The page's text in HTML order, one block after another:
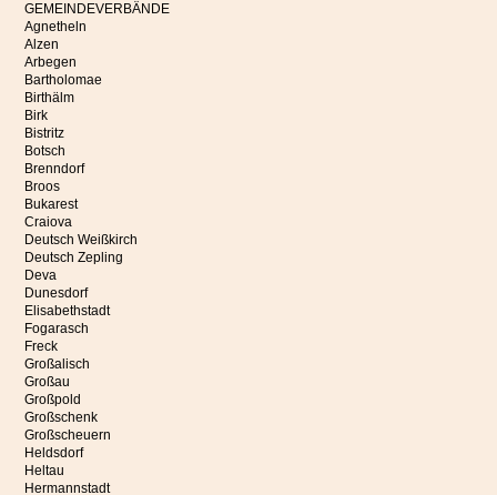
GEMEINDEVERBÄNDE
Agnetheln
Alzen
Arbegen
Bartholomae
Birthälm
Birk
Bistritz
Botsch
Brenndorf
Broos
Bukarest
Craiova
Deutsch Weißkirch
Deutsch Zepling
Deva
Dunesdorf
Elisabethstadt
Fogarasch
Freck
Großalisch
Großau
Großpold
Großschenk
Großscheuern
Heldsdorf
Heltau
Hermannstadt